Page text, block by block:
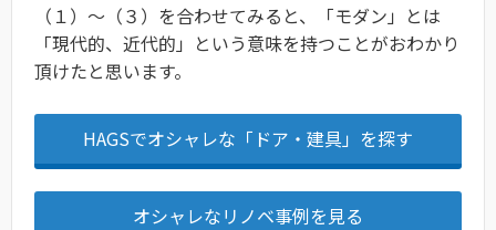
（１）〜（３）を合わせてみると、「モダン」とは
「現代的、近代的」という意味を持つことがおわかり
頂けたと思います。
HAGSでオシャレな「ドア・建具」を探す
オシャレなリノベ事例を見る